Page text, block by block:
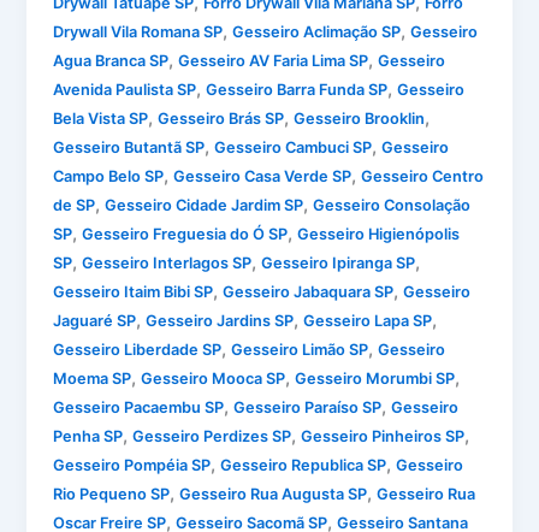
Drywall Vila Romana SP,Gesseiro Aclimação SP,Gesseiro
Agua Branca SP,Gesseiro AV Faria Lima SP,Gesseiro
Avenida Paulista SP,Gesseiro Barra Funda SP,Gesseiro
Bela Vista SP,Gesseiro Brás SP,Gesseiro Brooklin,
Gesseiro Butantã SP,Gesseiro Cambuci SP,Gesseiro
Campo Belo SP,Gesseiro Casa Verde SP,Gesseiro Centro
de SP,Gesseiro Cidade Jardim SP,Gesseiro Consolação
SP,Gesseiro Freguesia do Ó SP,Gesseiro Higienópolis
SP,Gesseiro Interlagos SP,Gesseiro Ipiranga SP,
Gesseiro Itaim Bibi SP,Gesseiro Jabaquara SP,Gesseiro
Jaguaré SP,Gesseiro Jardins SP,Gesseiro Lapa SP,
Gesseiro Liberdade SP,Gesseiro Limão SP,Gesseiro
Moema SP,Gesseiro Mooca SP,Gesseiro Morumbi SP,
Gesseiro Pacaembu SP,Gesseiro Paraíso SP,Gesseiro
Penha SP,Gesseiro Perdizes SP,Gesseiro Pinheiros SP,
Gesseiro Pompéia SP,Gesseiro Republica SP,Gesseiro
Rio Pequeno SP,Gesseiro Rua Augusta SP,Gesseiro Rua
Oscar Freire SP,Gesseiro Sacomã SP,Gesseiro Santana